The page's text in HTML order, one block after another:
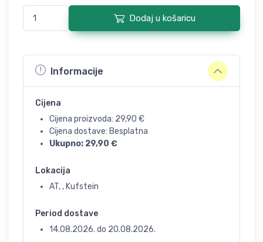
Dodaj u košaricu
Informacije
Cijena
Cijena proizvoda: 29,90 €
Cijena dostave: Besplatna
Ukupno: 29,90 €
Lokacija
AT, , Kufstein
Period dostave
14.08.2026. do 20.08.2026.